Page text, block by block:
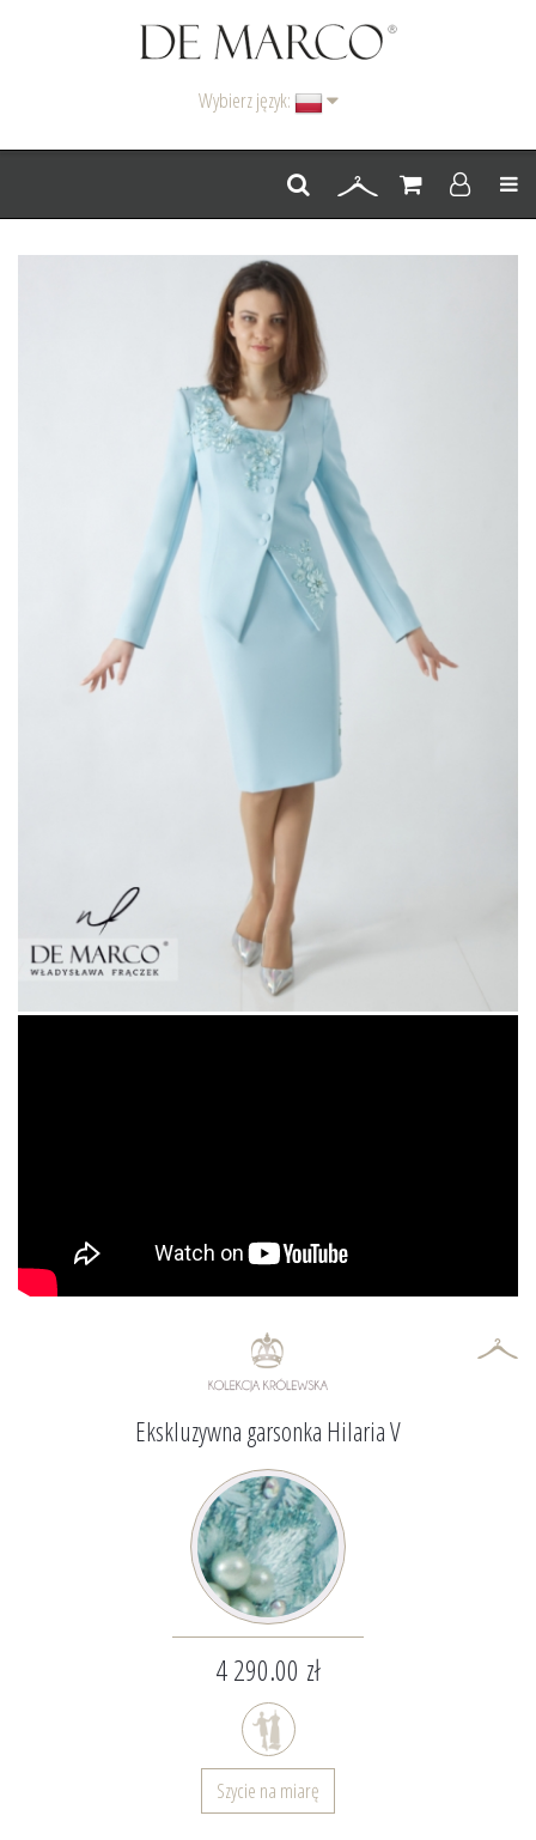
Wybierz język:
Menu
Ekskluzywna garsonka Hilaria V
4 290.00 zł
Szycie na miarę